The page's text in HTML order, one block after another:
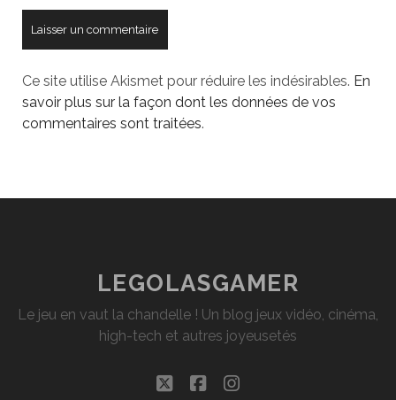
Ce site utilise Akismet pour réduire les indésirables. En
savoir plus sur la façon dont les données de vos
commentaires sont traitées.
LEGOLASGAMER
Le jeu en vaut la chandelle ! Un blog jeux vidéo, cinéma,
high-tech et autres joyeusetés
twitterfacebookinstagram